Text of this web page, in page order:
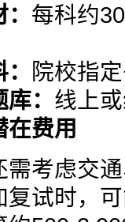
每科约
院校指
： 线上
在费用
需考虑交
复试时，